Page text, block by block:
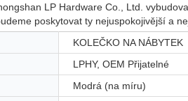
LP Hardware Co., Ltd.
poskytovat ty nejuspokojivější a
KOLEČKO NA NÁBYTEK
LPHY, OEM Přijatelné
Modrá (na míru)